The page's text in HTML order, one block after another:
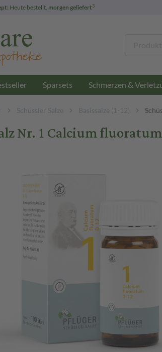
Heute bestellt, morgen geliefert3
Sparsets Schmerzen &
Schüssler Salze Basissalze (1-12)
Nr. 1 Calcium